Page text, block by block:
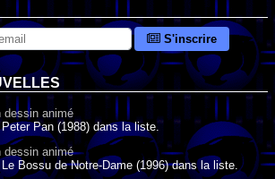
S'inscrire
dessin animé
Pan (1988) dans la liste.
dessin animé
Bossu de Notre-Dame (1996) dans la liste.